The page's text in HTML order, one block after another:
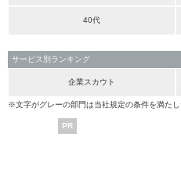
40代
サービス別ランキング
企業スカウト
※文字がグレーの部門は当社規定の条件を満た
PR